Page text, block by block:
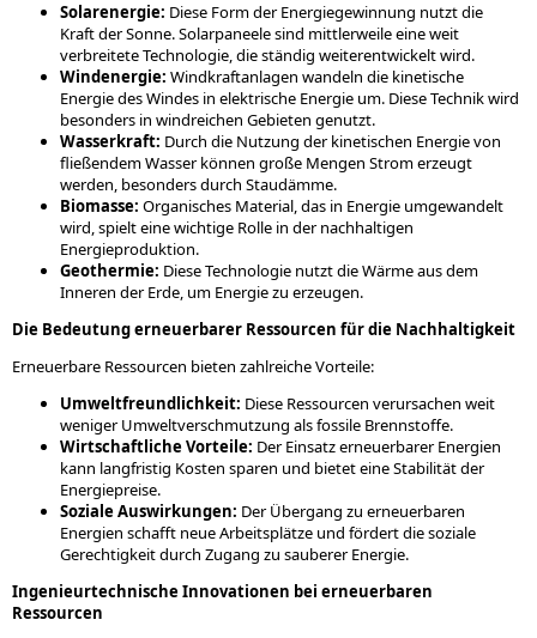
Solarenergie: Diese Form der Energiegewinnung nutzt die
Kraft der Sonne. Solarpaneele sind mittlerweile eine weit
verbreitete Technologie, die ständig weiterentwickelt wird.
Windenergie: Windkraftanlagen wandeln die kinetische
Energie des Windes in elektrische Energie um. Diese Technik wird
besonders in windreichen Gebieten genutzt.
Wasserkraft: Durch die Nutzung der kinetischen Energie von
fließendem Wasser können große Mengen Strom erzeugt
werden, besonders durch Staudämme.
Biomasse: Organisches Material, das in Energie umgewandelt
wird, spielt eine wichtige Rolle in der nachhaltigen
Energieproduktion.
Geothermie: Diese Technologie nutzt die Wärme aus dem
Inneren der Erde, um Energie zu erzeugen.
Die Bedeutung erneuerbarer Ressourcen für die Nachhaltigkeit
Erneuerbare Ressourcen bieten zahlreiche Vorteile:
Umweltfreundlichkeit: Diese Ressourcen verursachen weit
weniger Umweltverschmutzung als fossile Brennstoffe.
Wirtschaftliche Vorteile: Der Einsatz erneuerbarer Energien
kann langfristig Kosten sparen und bietet eine Stabilität der
Energiepreise.
Soziale Auswirkungen: Der Übergang zu erneuerbaren
Energien schafft neue Arbeitsplätze und fördert die soziale
Gerechtigkeit durch Zugang zu sauberer Energie.
Ingenieurtechnische Innovationen bei erneuerbaren
Ressourcen